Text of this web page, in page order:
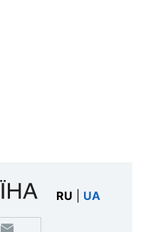
RU UA